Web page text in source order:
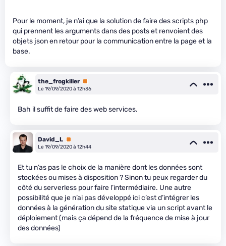
Pour le moment, je n’ai que la solution de faire des scripts php
qui prennent les arguments dans des posts et renvoient des
objets json en retour pour la communication entre la page et la
base.
the_frogkiller Premium
Le 19/09/2020 à 12h36
Bah il suffit de faire des web services.
David_L Premium
Le 19/09/2020 à 12h44
Et tu n’as pas le choix de la manière dont les données sont
stockées ou mises à disposition ? Sinon tu peux regarder du
côté du serverless pour faire l’intermédiaire. Une autre
possibilité que je n’ai pas développé ici c’est d’intégrer les
données à la génération du site statique via un script avant le
déploiement (mais ça dépend de la fréquence de mise à jour
des données)